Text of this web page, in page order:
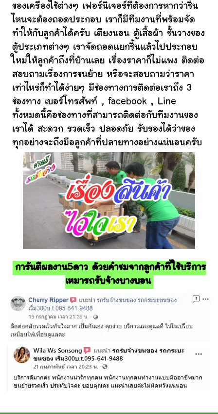
ของเครื่องใช้ต่างๆ เฟอร์นิเจอร์ที่ต้องการหากว่าชิ้น
ไหนจะต้องถอดประกอบ เราก็มีทีมงานที่พร้อมจัด
ทำให้กับลูกค้าได้ครับ เตียงนอน ตู้เสื้อผ้า ชั้นวางของ
ตู้ประเภทต่างๆ เราจัดถอดแยกชิ้นแล้วไปประกอบ
ใหม่ให้ลูกค้าถึงที่บ้านเลย เรื่องราคาก็ไม่แพง ติดต่อ
สอบถามเรื่องการขนย้าย หรือจะสอบถามว่าราคา
เท่าไหร่ก็ทำได้ง่ายๆ มีช่องทางการติดต่อเราถึง 3
ช่องทาง เบอร์โทรศัพท์ , facebook , Line
ทั้งหมดนี้คือช่องทางที่สามารถติดต่อกับทีมงานของ
เราได้ สะดวก รวดเร็ว ปลอดภัย รับรองได้ว่าของ
ทุกอย่างจะถึงมือลูกค้าที่ปลายทางอย่างแน่นอนครับ
การันตีผลงาน5ดาว ด้วยคำชมจากลูกค้าที่ใช้บริการ
เหมารถรับจ้างบางบอน